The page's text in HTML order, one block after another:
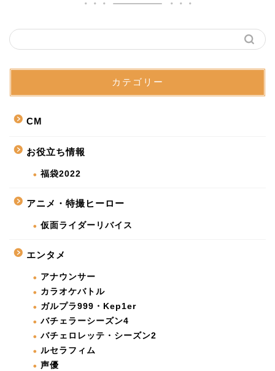
カテゴリー
CM
お役立ち情報
福袋2022
アニメ・特撮ヒーロー
仮面ライダーリバイス
エンタメ
アナウンサー
カラオケバトル
ガルプラ999・Kep1er
バチェラーシーズン4
バチェロレッテ・シーズン2
ルセラフィム
声優